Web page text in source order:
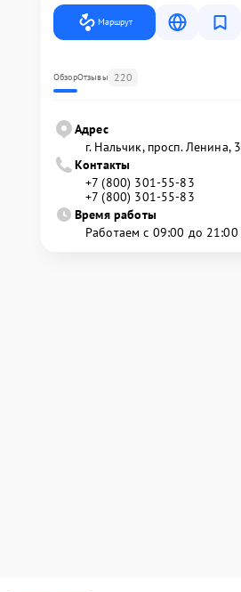
Маршрут
ОбзорОтзывы 220
Адрес
г. Нальчик, просп. Ленина, 3
Контакты
+7 (800) 301-55-83
+7 (800) 301-55-83
Время работы
Работаем с 09:00 до 21:00